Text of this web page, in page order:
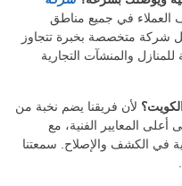
العملاء في جميع مناطق
شركة متخصصة بخبرة تتجاوز
والمنشآت التجارية
لأن فريقنا يضم نخبة من
أعلى المعايير الفنية، مع
في الكشف والإصلاح. سمعتنا